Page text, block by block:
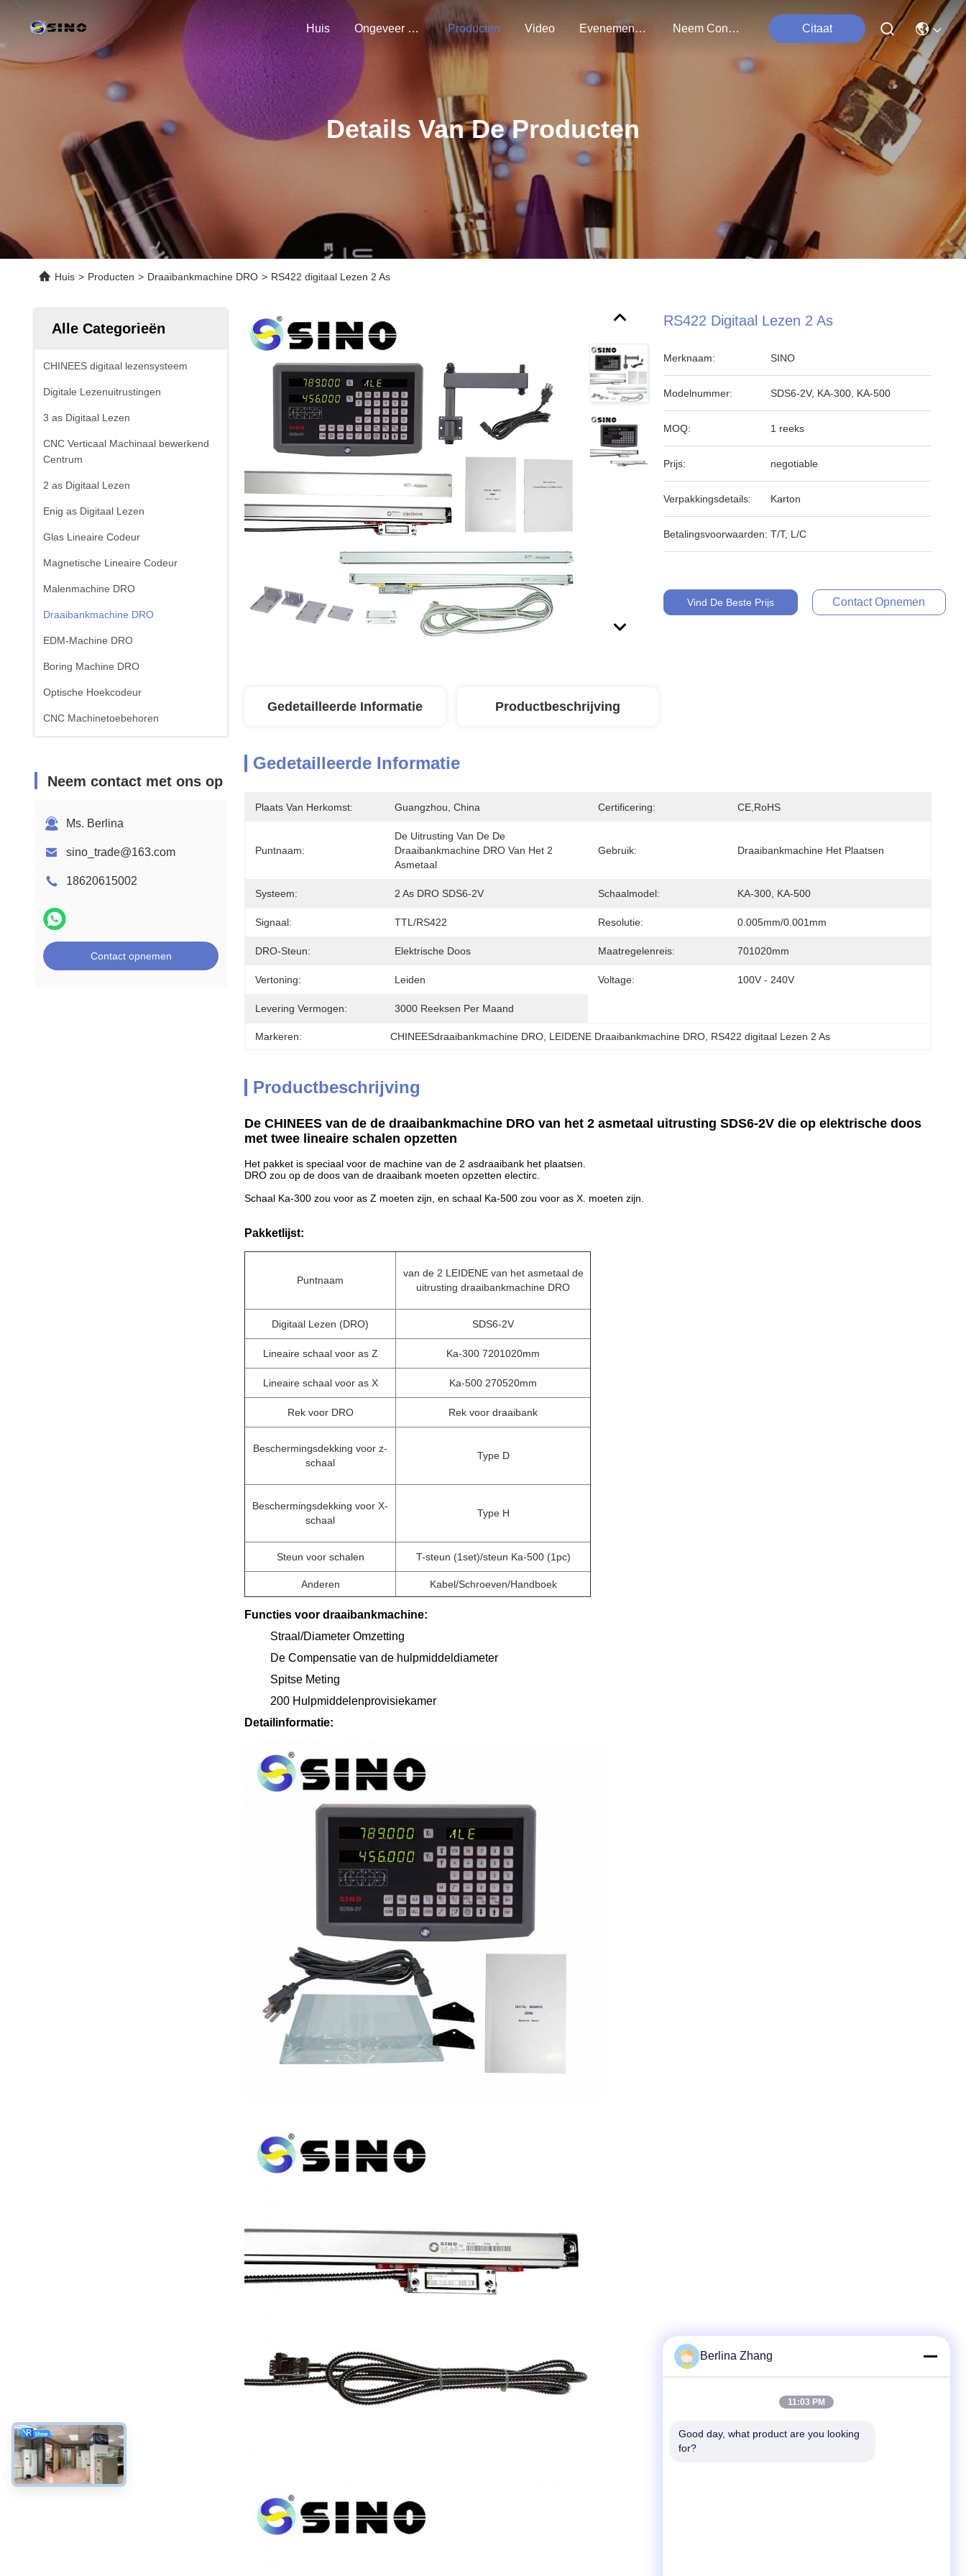
Huis Ongeveer Ons Producten Video Evenementen Neem Contact Met Ons Op Citaat
Details Van De Producten
Huis > Producten > Draaibankmachine DRO > RS422 digitaal Lezen 2 As
Alle Categorieën
CHINEES digitaal lezensysteem
Digitale Lezenuitrustingen
3 as Digitaal Lezen
CNC Verticaal Machinaal bewerkend
Centrum
2 as Digitaal Lezen
Enig as Digitaal Lezen
Glas Lineaire Codeur
Magnetische Lineaire Codeur
Malenmachine DRO
Draaibankmachine DRO
EDM-Machine DRO
Boring Machine DRO
Optische Hoekcodeur
CNC Machinetoebehoren
Neem contact met ons op
Ms. Berlina
sino_trade@163.com
18620615002
Contact opnemen
RS422 Digitaal Lezen 2 As
Merknaam: SINO
Modelnummer: SDS6-2V, KA-300, KA-500
MOQ: 1 reeks
Prijs: negotiable
Verpakkingsdetails: Karton
Betalingsvoorwaarden: T/T, L/C
Vind De Beste Prijs Contact Opnemen
Gedetailleerde Informatie Productbeschrijving
Gedetailleerde Informatie
Plaats Van Herkomst: Guangzhou, China Certificering: CE,RoHS
Puntnaam:
De Uitrusting Van De De
Draaibankmachine DRO Van Het 2
Asmetaal
Gebruik: Draaibankmachine Het Plaatsen
Systeem: 2 As DRO SDS6-2V Schaalmodel: KA-300, KA-500
Signaal: TTL/RS422 Resolutie: 0.005mm/0.001mm
DRO-Steun: Elektrische Doos Maatregelenreis: 701020mm
Vertoning: Leiden Voltage: 100V - 240V
Levering Vermogen: 3000 Reeksen Per Maand
Markeren: CHINEESdraaibankmachine DRO LEIDENE Draaibankmachine DRO RS422 digitaal Lezen 2 As
Productbeschrijving
De CHINEES van de de draaibankmachine DRO van het 2 asmetaal uitrusting SDS6-2V die op elektrische doos
met twee lineaire schalen opzetten
Het pakket is speciaal voor de machine van de 2 asdraaibank het plaatsen.
DRO zou op de doos van de draaibank moeten opzetten electirc.
Schaal Ka-300 zou voor as Z moeten zijn, en schaal Ka-500 zou voor as X. moeten zijn.
Pakketlijst:
Puntnaam
van de 2 LEIDENE van het asmetaal de
uitrusting draaibankmachine DRO
Digitaal Lezen (DRO) SDS6-2V
Lineaire schaal voor as Z Ka-300 7201020mm
Lineaire schaal voor as X Ka-500 270520mm
Rek voor DRO Rek voor draaibank
Beschermingsdekking voor z-
schaal
Type D
Beschermingsdekking voor X-
schaal
Type H
Steun voor schalen T-steun (1set)/steun Ka-500 (1pc)
Anderen Kabel/Schroeven/Handboek
Functies voor draaibankmachine:
Straal/Diameter Omzetting
De Compensatie van de hulpmiddeldiameter
Spitse Meting
200 Hulpmiddelenprovisiekamer
Detailinformatie:
Berlina Zhang
11:03 PM
Good day, what product are you looking
for?